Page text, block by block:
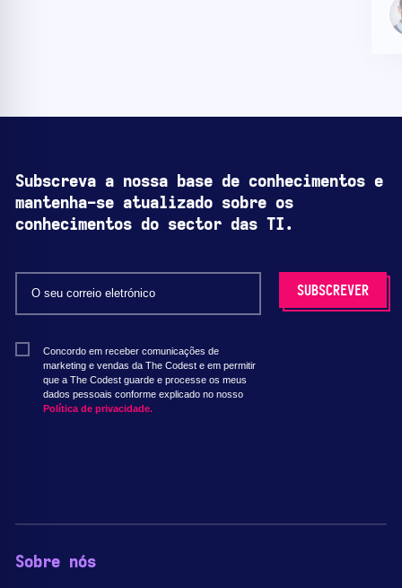
Subscreva a nossa base de conhecimentos e
mantenha-se atualizado sobre os
conhecimentos do sector das TI.
Concordo em receber comunicações de
marketing e vendas da The Codest e em permitir
que a The Codest guarde e processe os meus
dados pessoais conforme explicado no nosso
Política de privacidade.
Sobre nós